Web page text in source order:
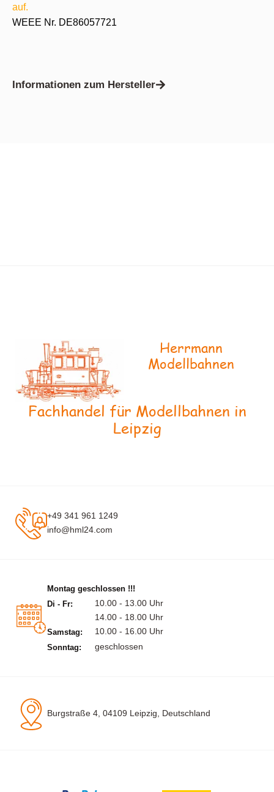
auf.
WEEE Nr. DE86057721
Informationen zum Hersteller
Herrmann
Modellbahnen
Fachhandel für Modellbahnen in
Leipzig
+49 341 961 1249
info@hml24.com
Montag geschlossen !!!
Di - Fr:
10.00 - 13.00 Uhr
14.00 - 18.00 Uhr
Samstag: 10.00 - 16.00 Uhr
Sonntag: geschlossen
Burgstraße 4, 04109 Leipzig, Deutschland